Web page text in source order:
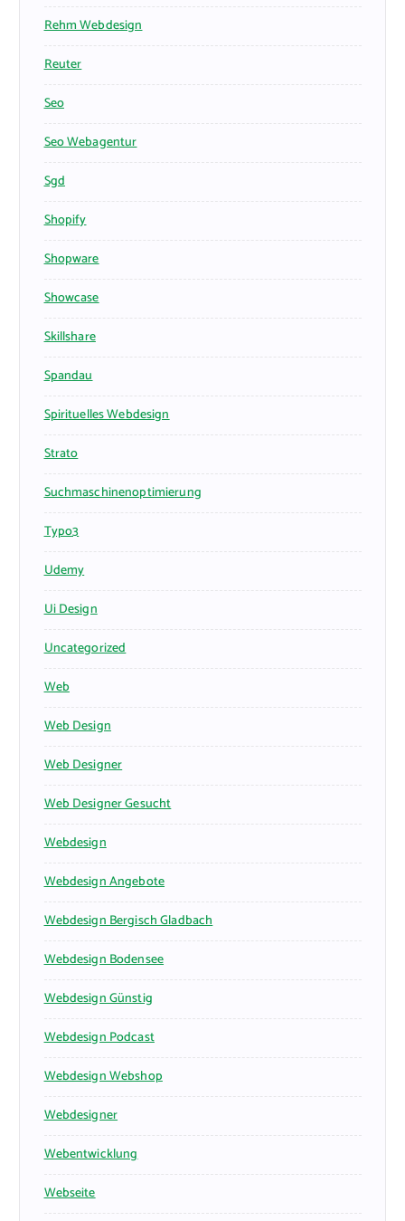
Rehm Webdesign
Reuter
Seo
Seo Webagentur
Sgd
Shopify
Shopware
Showcase
Skillshare
Spandau
Spirituelles Webdesign
Strato
Suchmaschinenoptimierung
Typo3
Udemy
Ui Design
Uncategorized
Web
Web Design
Web Designer
Web Designer Gesucht
Webdesign
Webdesign Angebote
Webdesign Bergisch Gladbach
Webdesign Bodensee
Webdesign Günstig
Webdesign Podcast
Webdesign Webshop
Webdesigner
Webentwicklung
Webseite